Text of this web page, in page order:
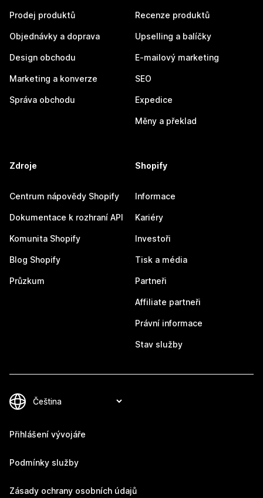
Prodej produktů
Objednávky a doprava
Design obchodu
Marketing a konverze
Správa obchodu
Recenze produktů
Upselling a balíčky
E-mailový marketing
SEO
Expedice
Měny a překlad
Zdroje
Centrum nápovědy Shopify
Dokumentace k rozhraní API
Komunita Shopify
Blog Shopify
Průzkum
Shopify
Informace
Kariéry
Investoři
Tisk a média
Partneři
Affiliate partneři
Právní informace
Stav služby
Přihlášení vývojáře
Podmínky služby
Zásady ochrany osobních údajů